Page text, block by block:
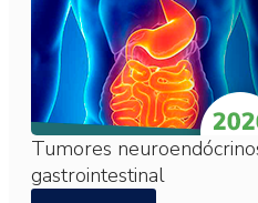
Tumores
gastrointestinal